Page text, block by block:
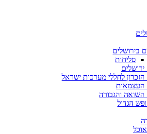
בירושלים
סליחות
ירושלים
הזכרון לחללי מערכות ישראל
העצמאות
השואה והגבורה
הגדול